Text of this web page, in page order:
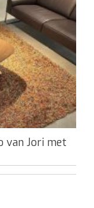
van Jori met